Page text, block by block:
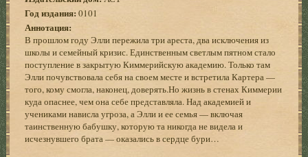
Год издания:0101
Аннотация:
В прошлом году Элли пережила три ареста, два исключения из
школы и семейный кризис. Единственным светлым пятном стало
поступление в закрытую Киммерийскую академию. Только там
Элли почувствовала себя на своем месте и встретила Картера —
того, кому смогла, наконец, доверять.Но жизнь в стенах Киммерии
куда опаснее, чем она себе представляла. Над академией и
учениками нависла угроза, а Элли и ее семья — включая
таинственную бабушку, которую та никогда не видела и
исчезнувшего брата — оказались в сердце бури…